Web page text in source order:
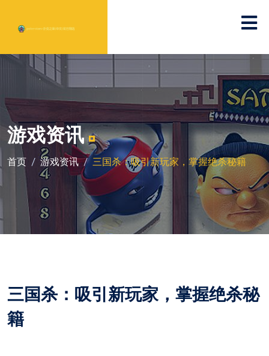
游戏资讯
首页 游戏资讯 三国杀：吸引新玩家，掌握绝杀秘籍
三国杀：吸引新玩家，掌握绝杀秘
籍